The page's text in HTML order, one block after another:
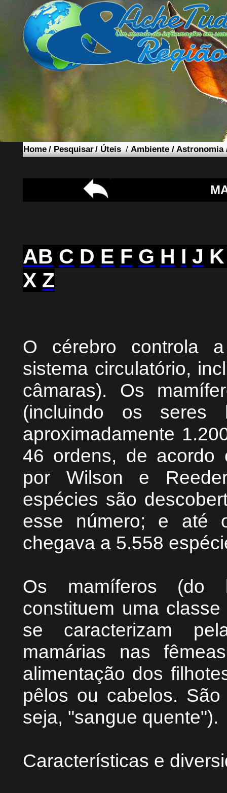
Home/Pesquisar/Úteis/Ambiente /Astronomia
AB C D E F G H I J K
X Z
O cérebro controla
sistema circulatório,
câmaras). Os
(incluindo os seres
aproximadamente
46 ordens, de acordo
por Wilson e
espécies são
esse número; e até
chegava a 5.558
Os mamíferos (do
constituem uma
se caracterizam
mamárias nas
alimentação dos
pêlos ou cabelos.
seja, "sangue quente").
Características e